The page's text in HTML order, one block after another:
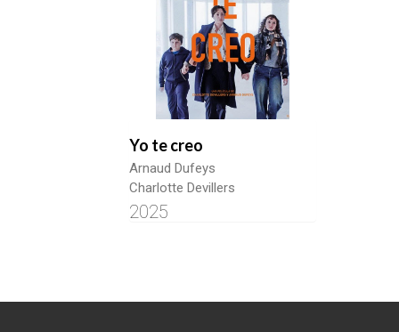
Yo te creo
Arnaud Dufeys
Charlotte Devillers
2025